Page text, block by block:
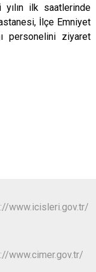
yılın ilk saatlerinde
İlçe Emniyet
personelini ziyaret